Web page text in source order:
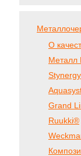
О
Металл
Stynergy
Grand
Ruukki®